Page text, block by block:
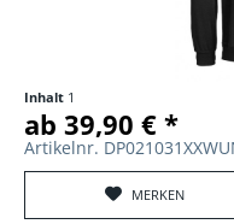
Inhalt 1
ab 39,90 € *
Artikelnr.
MERKEN